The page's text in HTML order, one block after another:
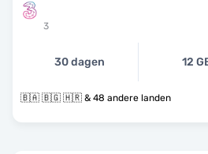
3
30 dagen 12
🇧🇦 🇧🇬 🇭🇷 & 48 andere landen